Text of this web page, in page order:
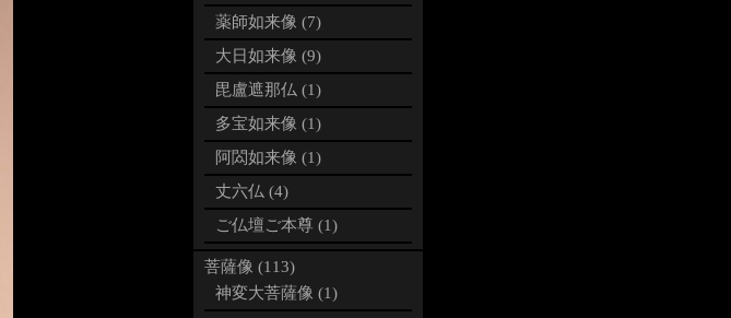
薬師如来像 (7)
大日如来像 (9)
毘盧遮那仏 (1)
多宝如来像 (1)
阿閦如来像 (1)
丈六仏 (4)
ご仏壇ご本尊 (1)
菩薩像 (113)
神変大菩薩像 (1)